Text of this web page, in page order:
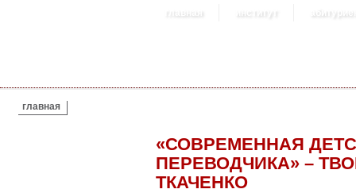
главная институт
ВЫ ЗДЕСЬ
главная
«СОВРЕМЕННАЯ
ПЕРЕВОДЧИКА» –
ТКАЧЕНКО